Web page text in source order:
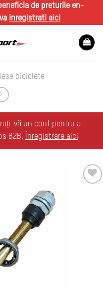
de preturile en-
inregistrati aici
biciclete
vă un cont pentru a
B2B.
Înregistrare aici